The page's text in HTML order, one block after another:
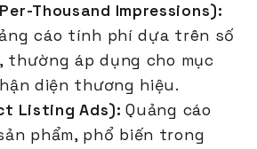
Thousand Impressions):
cáo tính phí dựa trên số
thường áp dụng cho mục
diện thương hiệu.
Listing Ads):Quảng cáo
phẩm, phổ biến trong